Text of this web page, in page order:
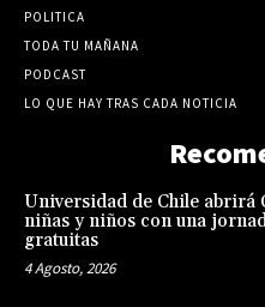
POLITICA
TODA TU MAÑANA
PODCAST
LO QUE HAY TRAS CADA NOTICIA
Universidad de Chile abrirá
niñas y niños con una
gratuitas
4 Agosto, 2026